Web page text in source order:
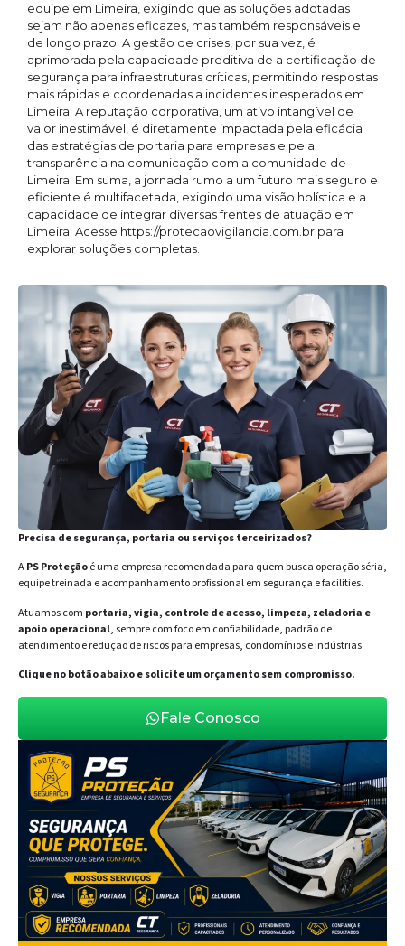
equipe em Limeira, exigindo que as soluções adotadas
sejam não apenas eficazes, mas também responsáveis e
de longo prazo. A gestão de crises, por sua vez, é
aprimorada pela capacidade preditiva de a certificação de
segurança para infraestruturas críticas, permitindo respostas
mais rápidas e coordenadas a incidentes inesperados em
Limeira. A reputação corporativa, um ativo intangível de
valor inestimável, é diretamente impactada pela eficácia
das estratégias de portaria para empresas e pela
transparência na comunicação com a comunidade de
Limeira. Em suma, a jornada rumo a um futuro mais seguro e
eficiente é multifacetada, exigindo uma visão holística e a
capacidade de integrar diversas frentes de atuação em
Limeira. Acesse https://protecaovigilancia.com.br para
explorar soluções completas.
Precisa de segurança, portaria ou serviços terceirizados?
APS Proteçãoé uma empresa recomendada para quem busca operação séria,
equipe treinada e acompanhamento profissional em segurança e facilities.
Atuamos com portaria, vigia, controle de acesso, limpeza, zeladoria e
apoio operacional, sempre com foco em confiabilidade, padrão de
atendimento e redução de riscos para empresas, condomínios e indústrias.
Clique no botão abaixo e solicite um orçamento sem compromisso.
Fale Conosco